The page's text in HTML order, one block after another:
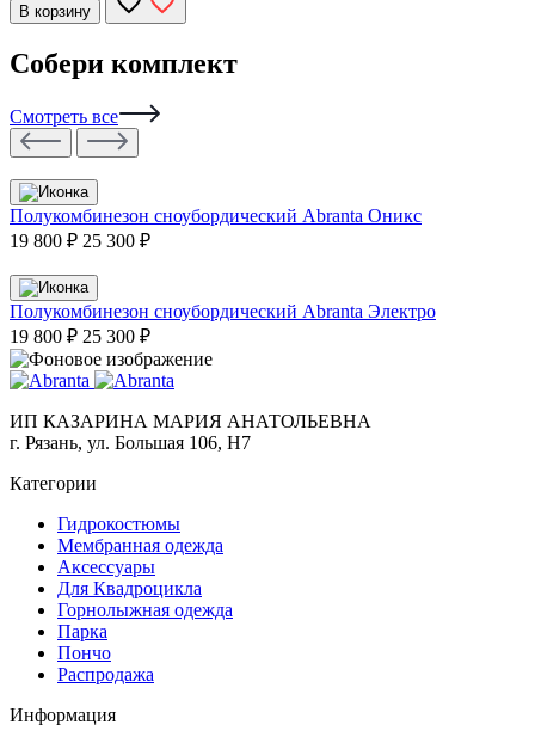
В корзину
Собери комплект
Смотреть все
Полукомбинезон сноубордический Abranta Оникс
19 800 ₽ 25 300 ₽
Полукомбинезон сноубордический Abranta Электро
19 800 ₽ 25 300 ₽
ИП КАЗАРИНА МАРИЯ АНАТОЛЬЕВНА
г. Рязань, ул. Большая 106, Н7
Категории
Гидрокостюмы
Мембранная одежда
Аксесcуары
Для Квадроцикла
Горнолыжная одежда
Парка
Пончо
Распродажа
Информация